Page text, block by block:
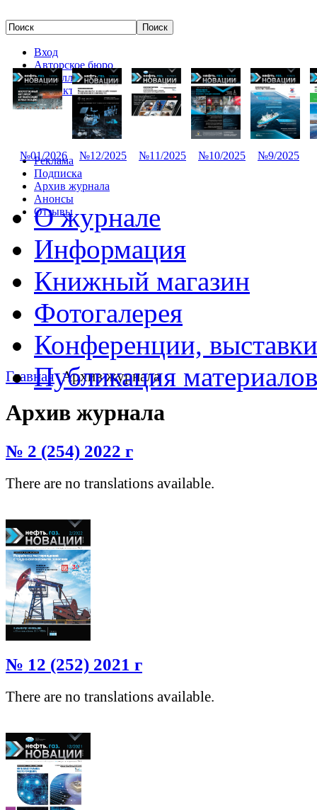
Вход
Авторское бюро
Редколлегия
Контакты
№01/2026 №12/2025 №11/2025 №10/2025 №9/2025
Реклама
Подписка
Архив журнала
Анонсы
Отзывы
О журнале
Информация
Книжный магазин
Фотогалерея
Конференции, выставки
Публикация материалов
Главная Архив журнала
Архив журнала
№ 2 (254) 2022 г
There are no translations available.
№ 12 (252) 2021 г
There are no translations available.